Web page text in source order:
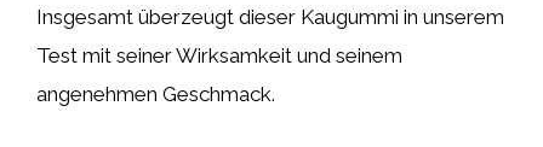
Insgesamt überzeugt dieser Kaugummi in unserem
Test mit seiner Wirksamkeit und seinem
angenehmen Geschmack.